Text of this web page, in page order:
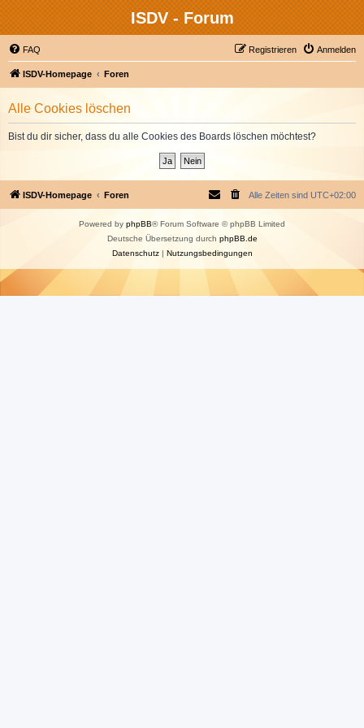
ISDV - Forum
FAQ Anmelden
Registrieren
ISDV-Homepage Foren
Alle Cookies löschen
Bist du dir sicher, dass du alle Cookies des Boards löschen möchtest?
ISDV-Homepage Foren Alle Zeiten sind UTC+02:00
Powered by phpBB® Forum Software © phpBB Limited
Deutsche Übersetzung durch phpBB.de
Datenschutz| Nutzungsbedingungen